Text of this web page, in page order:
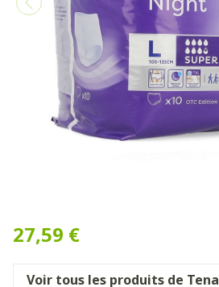
27,59 €
Voir tous les produits de Tena